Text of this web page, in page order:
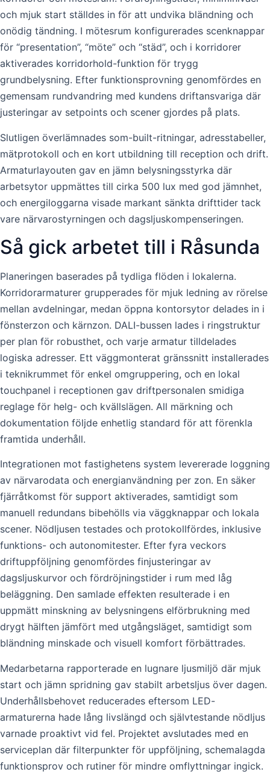
och mjuk start ställdes in för att undvika bländning och
onödig tändning. I mötesrum konfigurerades scenknappar
för “presentation”, “möte” och “städ”, och i korridorer
aktiverades korridorhold-funktion för trygg
grundbelysning. Efter funktionsprovning genomfördes en
gemensam rundvandring med kundens driftansvariga där
justeringar av setpoints och scener gjordes på plats.
Slutligen överlämnades som-built-ritningar, adresstabeller,
mätprotokoll och en kort utbildning till reception och drift.
Armaturlayouten gav en jämn belysningsstyrka där
arbetsytor uppmättes till cirka 500 lux med god jämnhet,
och energiloggarna visade markant sänkta drifttider tack
vare närvarostyrningen och dagsljuskompenseringen.
Så gick arbetet till i Råsunda
Planeringen baserades på tydliga flöden i lokalerna.
Korridorarmaturer grupperades för mjuk ledning av rörelse
mellan avdelningar, medan öppna kontorsytor delades in i
fönsterzon och kärnzon. DALI-bussen lades i ringstruktur
per plan för robusthet, och varje armatur tilldelades
logiska adresser. Ett väggmonterat gränssnitt installerades
i teknikrummet för enkel omgruppering, och en lokal
touchpanel i receptionen gav driftpersonalen smidiga
reglage för helg- och kvällslägen. All märkning och
dokumentation följde enhetlig standard för att förenkla
framtida underhåll.
Integrationen mot fastighetens system levererade loggning
av närvarodata och energianvändning per zon. En säker
fjärråtkomst för support aktiverades, samtidigt som
manuell redundans bibehölls via väggknappar och lokala
scener. Nödljusen testades och protokollfördes, inklusive
funktions- och autonomitester. Efter fyra veckors
driftuppföljning genomfördes finjusteringar av
dagsljuskurvor och fördröjningstider i rum med låg
beläggning. Den samlade effekten resulterade i en
uppmätt minskning av belysningens elförbrukning med
drygt hälften jämfört med utgångsläget, samtidigt som
bländning minskade och visuell komfort förbättrades.
Medarbetarna rapporterade en lugnare ljusmiljö där mjuk
start och jämn spridning gav stabilt arbetsljus över dagen.
Underhållsbehovet reducerades eftersom LED-
armaturerna hade lång livslängd och självtestande nödljus
varnade proaktivt vid fel. Projektet avslutades med en
serviceplan där filterpunkter för uppföljning, schemalagda
funktionsprov och rutiner för mindre omflyttningar ingick.